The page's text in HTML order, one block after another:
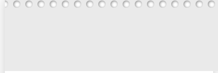
Najkomentovanejšie články
> Kedy ste naposledy mali hlboký rozhovor s niekým, kto vám pomohol nájsť